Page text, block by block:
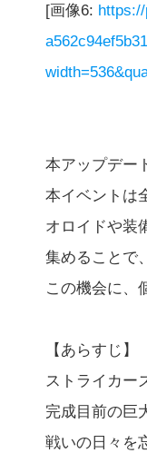
[画像6:
本アップデー
本イベントは
オロイドや装
集めることで
この機会に、
【あらすじ】
ストライカー
完成目前の巨
戦いの日々を